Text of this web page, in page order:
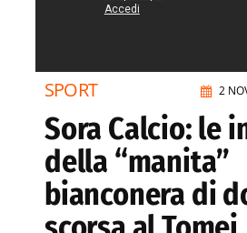
2
SPORT
Sora Calcio: le
della “manita”
bianconera di